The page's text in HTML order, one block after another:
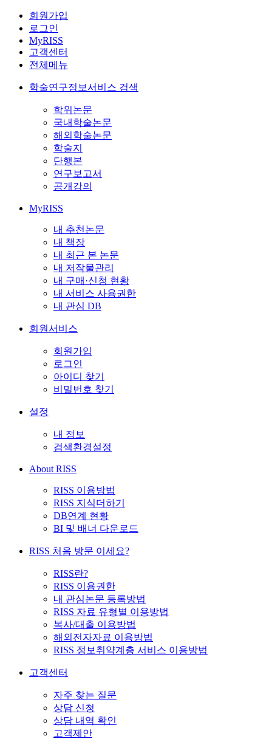
회원가입
로그인
MyRISS
고객센터
전체메뉴
학술연구정보서비스 검색
학위논문
국내학술논문
해외학술논문
학술지
단행본
연구보고서
공개강의
MyRISS
내 추천논문
내 책장
내 최근 본 논문
내 저작물관리
내 구매·신청 현황
내 서비스 사용권한
내 관심 DB
회원서비스
회원가입
로그인
아이디 찾기
비밀번호 찾기
설정
내 정보
검색환경설정
About RISS
RISS 이용방법
RISS 지식더하기
DB연계 현황
BI 및 배너 다운로드
RISS 처음 방문 이세요?
RISS란?
RISS 이용권한
내 관심논문 등록방법
RISS 자료 유형별 이용방법
복사/대출 이용방법
해외전자자료 이용방법
RISS 정보취약계층 서비스 이용방법
고객센터
자주 찾는 질문
상담 신청
상담 내역 확인
고객제안